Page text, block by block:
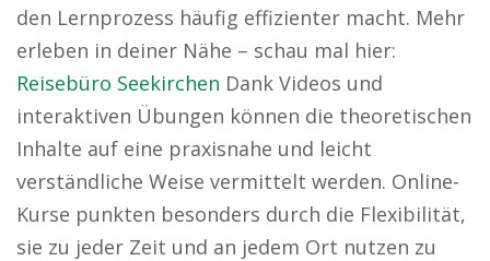
den Lernprozess häufig effizienter macht. Mehr
erleben in deiner Nähe – schau mal hier:
Reisebüro Seekirchen Dank Videos und
interaktiven Übungen können die theoretischen
Inhalte auf eine praxisnahe und leicht
verständliche Weise vermittelt werden. Online-
Kurse punkten besonders durch die Flexibilität,
sie zu jeder Zeit und an jedem Ort nutzen zu